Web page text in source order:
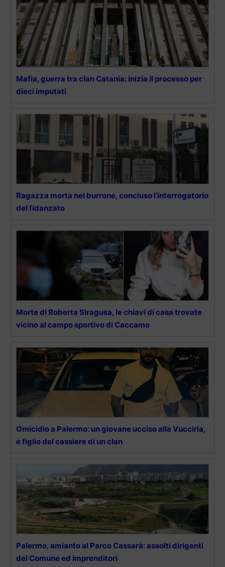
Mafia, guerra tra clan Catania: inizia il processo per
dieci imputati
Ragazza morta nel burrone, concluso l’interrogatorio
del fidanzato
Morte di Roberta Siragusa, le chiavi di casa trovate
vicino al campo sportivo di Caccamo
Omicidio a Palermo: un giovane ucciso alla Vucciria,
è figlio del cassiere di un clan
Palermo, amianto al Parco Cassarà: assolti dirigenti
del Comune ed imprenditori